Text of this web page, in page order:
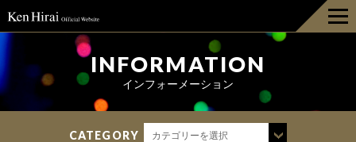
INFORMATION
INFORMATION
インフォーメーション
CATEGORY カテゴリーを選択